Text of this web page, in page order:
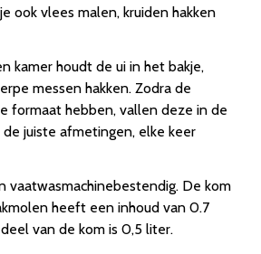
ook vlees malen, kruiden hakken
kamer houdt de ui in het bakje,
messen hakken. Zodra de
formaat hebben, vallen deze in de
juiste afmetingen, elke keer
vaatwasmachinebestendig. De kom
heeft een inhoud van 0.7
van de kom is 0,5 liter.